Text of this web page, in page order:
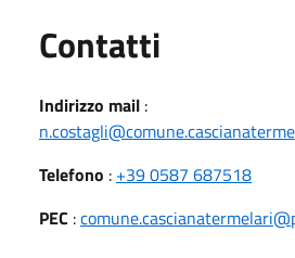
Contatti
Indirizzo mail :
Telefono : +39 0587 687518
PEC :